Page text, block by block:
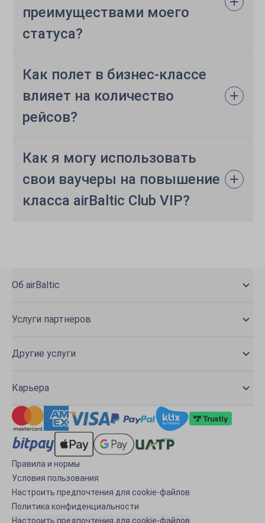
преимуществами моего
статуса?
Как полет в бизнес-классе
влияет на количество
рейсов?
Как я могу использовать
свои ваучеры на повышение
класса airBaltic Club VIP?
Об airBaltic
Услуги партнеров
Другие услуги
Карьера
Правила и нормы
Условия пользования
Настроить предпочтения для cookie-файлов
Политика конфиденциальности
Настроить предпочтения для cookie-файлов